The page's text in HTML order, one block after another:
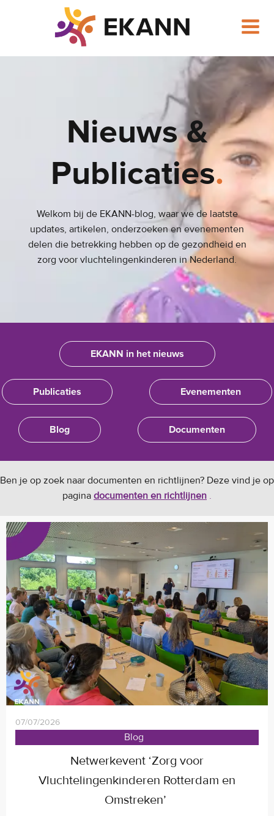
naar
de
Nieuws &
Publicaties.
Welkom bij de EKANN-blog, waar we de laatste
updates, artikelen, onderzoeken en evenementen
delen die betrekking hebben op de gezondheid en
zorg voor vluchtelingenkinderen in Nederland.
EKANN in het nieuws
Publicaties Evenementen
Blog Documenten
Ben je op zoek naar documenten en richtlijnen? Deze vind je op
pagina documenten en richtlijnen .
07/07/2026
Blog
Netwerkevent ‘Zorg voor
Vluchtelingenkinderen Rotterdam en
Omstreken’